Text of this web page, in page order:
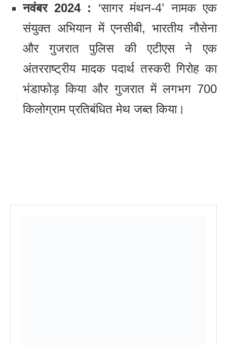
नवंबर 2024 : ‘सागर मंथन-4’ नामक एक
संयुक्त अभियान में एनसीबी, भारतीय नौसेना
और गुजरात पुलिस की एटीएस ने एक
अंतरराष्ट्रीय मादक पदार्थ तस्करी गिरोह का
भंडाफोड़ किया और गुजरात में लगभग 700
किलोग्राम प्रतिबंधित मेथ जब्त किया।